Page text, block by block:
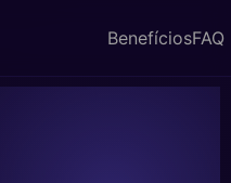
BenefíciosFAQ